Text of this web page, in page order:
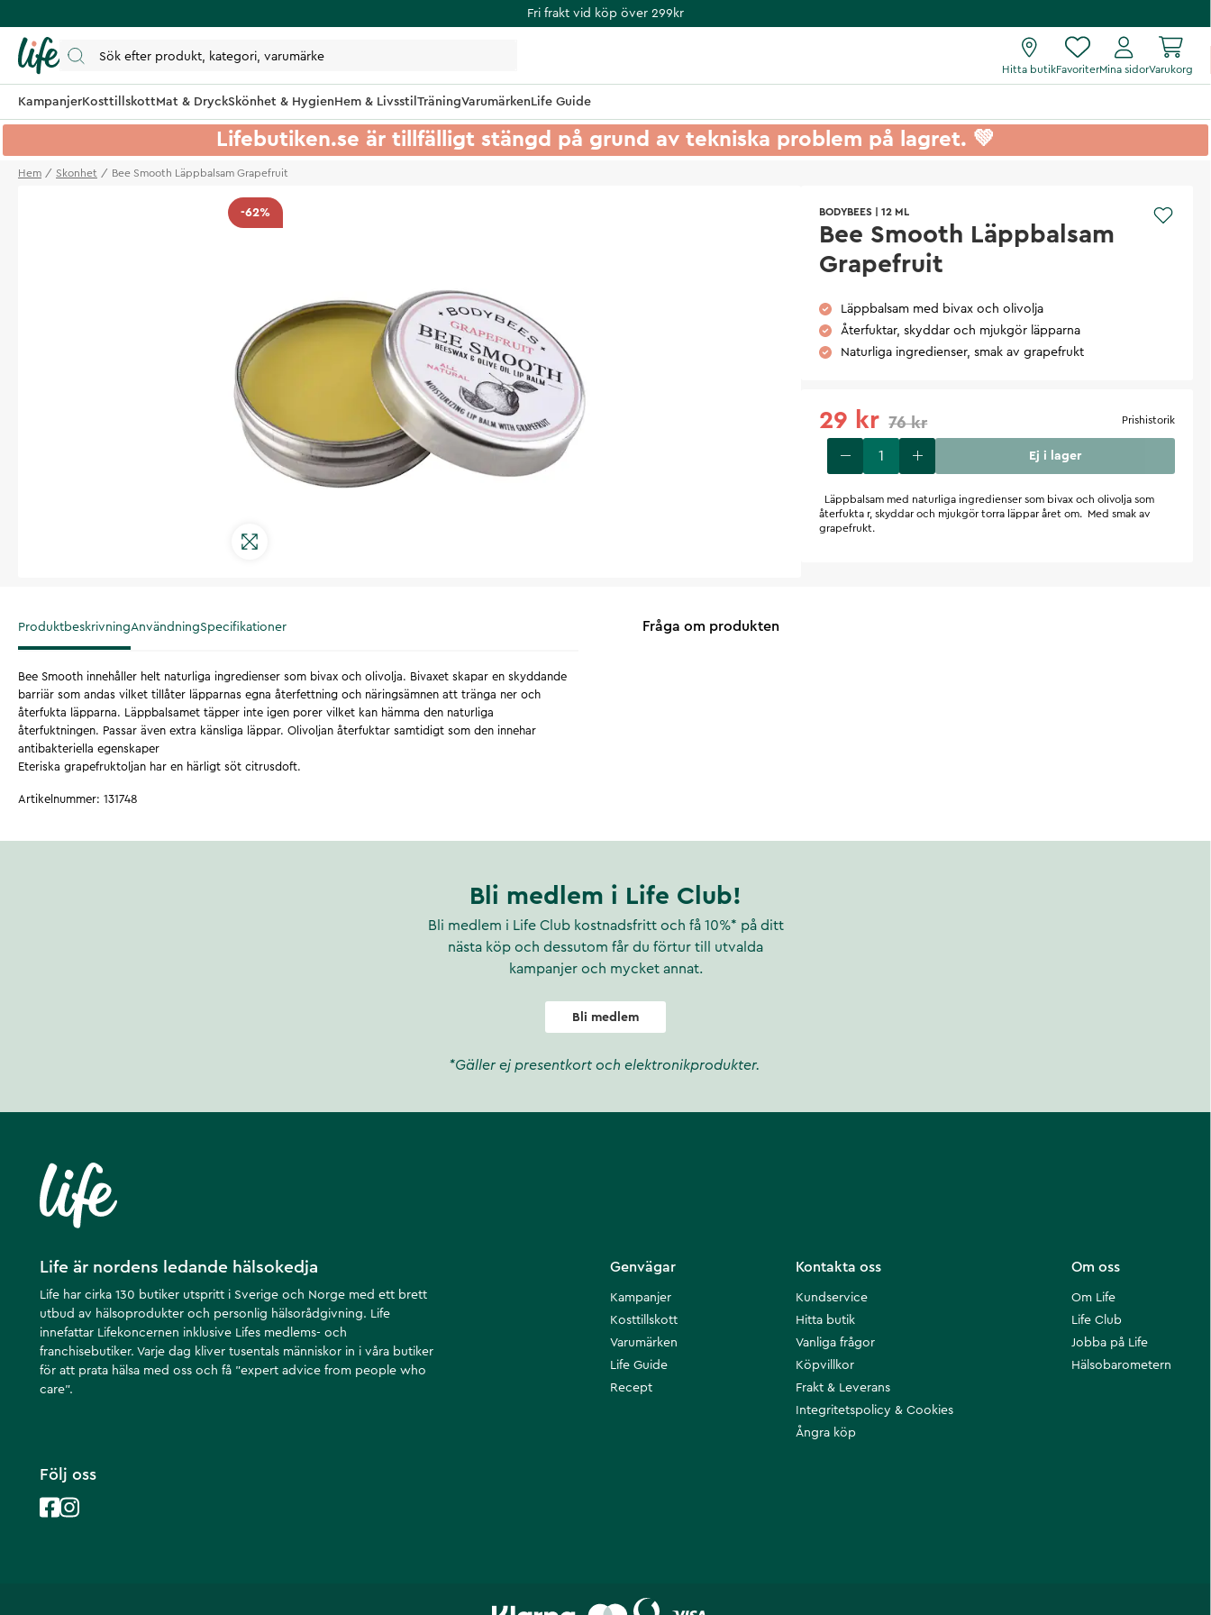
Fri frakt vid köp över 299kr
Hitta butikFavoriterMina sidorVarukorg
KampanjerKosttillskottMat & DryckSkönhet & HygienHem & Livsstil TräningVarumärkenLife Guide
Lifebutiken.se är tillfälligt stängd på grund av tekniska problem på lagret. 💚
Hem Skonhet Bee Smooth Läppbalsam Grapefruit
-62% BODYBEES 12 ML
Bee Smooth Läppbalsam
Grapefruit
Läppbalsam med bivax och olivolja
Återfuktar, skyddar och mjukgör läpparna
Naturliga ingredienser, smak av grapefrukt
29 kr 76 kr Prishistorik
Ej i lager
Läppbalsam med naturliga ingredienser som bivax och olivolja som
återfukta r, skyddar och mjukgör torra läppar året om. Med smak av
grapefrukt.
ProduktbeskrivningAnvändningSpecifikationer
Bee Smooth innehåller helt naturliga ingredienser som bivax och olivolja. Bivaxet skapar en skyddande
barriär som andas vilket tillåter läpparnas egna återfettning och näringsämnen att tränga ner och
återfukta läpparna. Läppbalsamet täpper inte igen porer vilket kan hämma den naturliga
återfuktningen. Passar även extra känsliga läppar. Olivoljan återfuktar samtidigt som den innehar
antibakteriella egenskaper
Eteriska grapefruktoljan har en härligt söt citrusdoft.
Artikelnummer: 131748
Fråga om produkten
Bli medlem i Life Club!
Bli medlem i Life Club kostnadsfritt och få 10%* på ditt
nästa köp och dessutom får du förtur till utvalda
kampanjer och mycket annat.
Bli medlem
*Gäller ej presentkort och elektronikprodukter.
Life är nordens ledande hälsokedja
Life har cirka 130 butiker utspritt i Sverige och Norge med ett brett
utbud av hälsoprodukter och personlig hälsorådgivning. Life
innefattar Lifekoncernen inklusive Lifes medlems- och
franchisebutiker. Varje dag kliver tusentals människor in i våra butiker
för att prata hälsa med oss och få ”expert advice from people who
care”.
Om oss
Om Life
Life Club
Jobba på Life
Hälsobarometern
Kontakta oss
Kundservice
Hitta butik
Vanliga frågor
Köpvillkor
Frakt & Leverans
Integritetspolicy & Cookies
Ångra köp
Genvägar
Kampanjer
Kosttillskott
Varumärken
Life Guide
Recept
Följ oss